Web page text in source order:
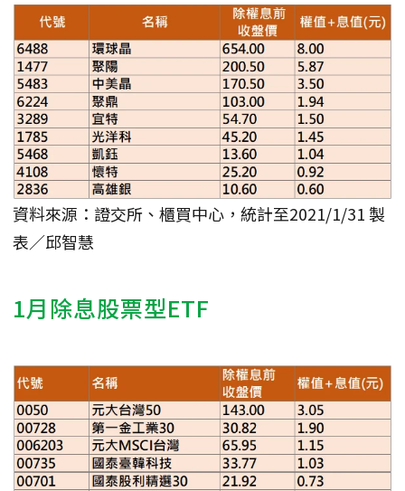
資料來源：證交所、櫃買中心，統計至2021/1/31 製
表／邱智慧
1月除息股票型ETF